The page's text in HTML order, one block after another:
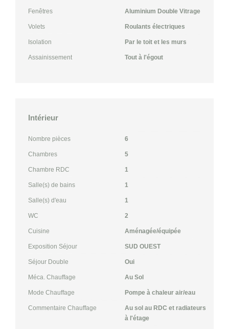
Fenêtres Aluminium Double Vitrage
Volets Roulants électriques
Isolation Par le toit et les murs
Assainissement Tout à l'égout
Intérieur
Nombre pièces 6
Chambres 5
Chambre RDC 1
Salle(s) de bains 1
Salle(s) d'eau 1
WC 2
Cuisine Aménagée/équipée
Exposition Séjour SUD OUEST
Séjour Double Oui
Méca. Chauffage Au Sol
Mode Chauffage Pompe à chaleur air/eau
Commentaire Chauffage
Au sol au RDC et radiateurs
à l'étage